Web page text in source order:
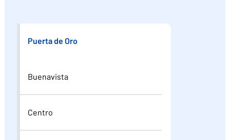
Puerta de Oro
Buenavista
Centro